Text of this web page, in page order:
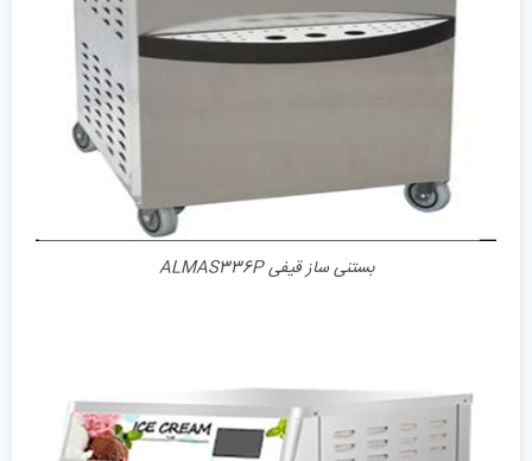
بستنی ساز قیفی ALMAS336P